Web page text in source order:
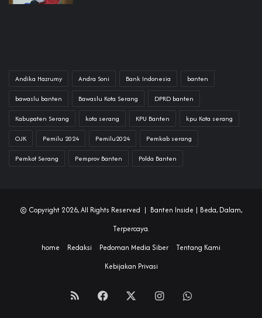
Andika Hazrumy Andra Soni Bank Indonesia banten
bawaslu banten Bawaslu Kota Serang DPRD banten
Kabupaten Serang kota serang KPU Banten kpu Kota serang
OJK Pemilu 2024 Pemilu2024 Pemkab serang
Pemkot Serang Pemprov Banten Polda Banten
© Copyright 2026, All Rights Reserved | Banten Inside | Beda, Dalam,
Terpercaya.
home
Redaksi Pedoman Media Siber
Tentang Kami
Kebijakan Privasi
RSS Facebook InstagramWhatsApp